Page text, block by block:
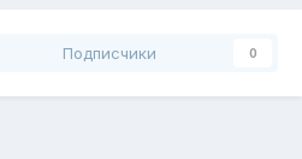
Подписчики 0